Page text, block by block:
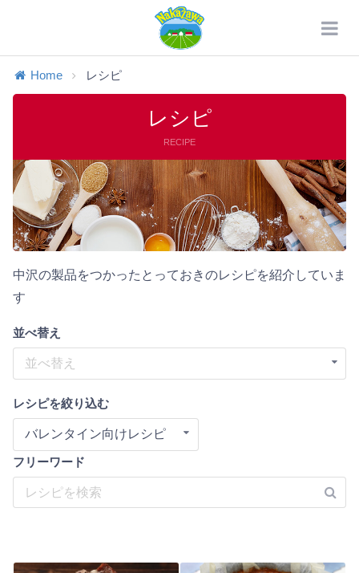
Home レシピ
レシピ
RECIPE
中沢の製品をつかったとっておきのレシピを紹介していま
す
並べ替え
並べ替え
レシピを絞り込む
バレンタイン向けレシピ
フリーワード